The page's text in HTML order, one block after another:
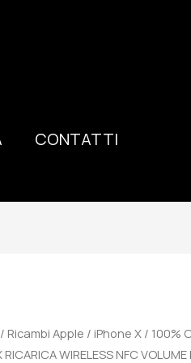
CONTATTI
/ Ricambi Apple / iPhone X / 100%
RICARICA WIRELESS NFC